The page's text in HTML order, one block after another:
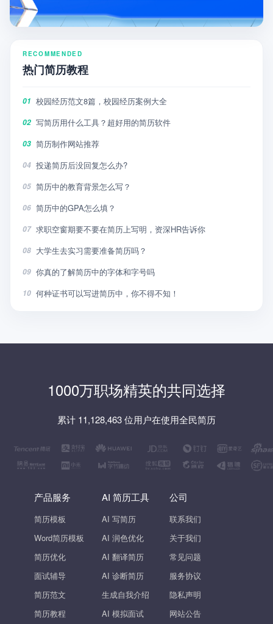
RECOMMENDED
热门简历教程
01 校园经历范文8篇，校园经历案例大全
02 写简历用什么工具？超好用的简历软件
03 简历制作网站推荐
04 投递简历后没回复怎么办?
05 简历中的教育背景怎么写？
06 简历中的GPA怎么填？
07 求职空窗期要不要在简历上写明，资深HR告诉你
08 大学生去实习需要准备简历吗？
09 你真的了解简历中的字体和字号吗
10 何种证书可以写进简历中，你不得不知！
1000万职场精英的共同选择
累计 11,128,463 位用户在使用全民简历
产品服务
简历模板
Word简历模板
简历优化
面试辅导
简历范文
简历教程
AI 简历工具
AI 写简历
AI 润色优化
AI 翻译简历
AI 诊断简历
生成自我介绍
AI 模拟面试
公司
联系我们
关于我们
常见问题
服务协议
隐私声明
网站公告